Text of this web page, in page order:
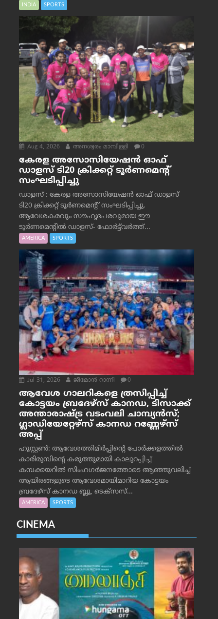
INDIA SPORTS
Aug 4, 2026 അനശ്വരം മാമ്പിള്ളി 0
കേരള അസോസിയേഷൻ ഓഫ്
ഡാളസ് ടി20 ക്രിക്കറ്റ് ടൂർണമെന്റ്
സംഘടിപ്പിച്ചു
ഡാളസ് : കേരള അസോസിയേഷൻ ഓഫ് ഡാളസ്
ടി20 ക്രിക്കറ്റ് ടൂർണമെന്റ് സംഘടിപ്പിച്ചു.
ആവേശകരവും സൗഹൃദപരവുമായ ഈ
ടൂർണമെന്റിൽ ഡാളസ്- ഫോർട്ട്‌വര്‍ത്ത്...
AMERICA SPORTS
Jul 31, 2026 ജീമോന്‍ റാന്നി 0
ആവേശ ഗാലറികളെ ത്രസിപ്പിച്ച്
കോട്ടയം ബ്രദേഴ്‌സ് കാനഡ, ടിസാക്ക്
അന്താരാഷ്ട്ര വടംവലി ചാമ്പ്യന്‍സ്;
ഗ്ലാഡിയേറ്റേഴ്‌സ് കാനഡ റണ്ണേഴ്‌സ്
അപ്പ്
ഹൂസ്റ്റണ്‍: ആവേശത്തിമിര്‍പ്പിന്റെ പോര്‍ക്കളത്തില്‍
കാരിരുമ്പിന്റെ കരുത്തുമായി കാലുറപ്പിച്ച്
കമ്പക്കയറില്‍ സിംഹഗര്‍ജനത്തോടെ ആഞ്ഞുവലിച്ച്
ആയിരങ്ങളുടെ ആവേശമായിമാറിയ കോട്ടയം
ബ്രദേഴ്‌സ് കാനഡ ബ്ലൂ, ടെക്‌സസ്...
AMERICA SPORTS
CINEMA